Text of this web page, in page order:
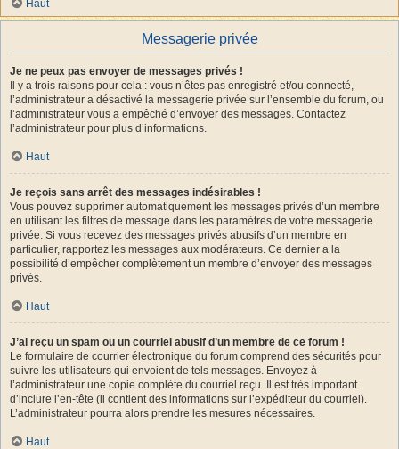
Haut
Messagerie privée
Je ne peux pas envoyer de messages privés !
Il y a trois raisons pour cela : vous n’êtes pas enregistré et/ou connecté,
l’administrateur a désactivé la messagerie privée sur l’ensemble du forum, ou
l’administrateur vous a empêché d’envoyer des messages. Contactez
l’administrateur pour plus d’informations.
Haut
Je reçois sans arrêt des messages indésirables !
Vous pouvez supprimer automatiquement les messages privés d’un membre
en utilisant les filtres de message dans les paramètres de votre messagerie
privée. Si vous recevez des messages privés abusifs d’un membre en
particulier, rapportez les messages aux modérateurs. Ce dernier a la
possibilité d’empêcher complètement un membre d’envoyer des messages
privés.
Haut
J’ai reçu un spam ou un courriel abusif d’un membre de ce forum !
Le formulaire de courrier électronique du forum comprend des sécurités pour
suivre les utilisateurs qui envoient de tels messages. Envoyez à
l’administrateur une copie complète du courriel reçu. Il est très important
d’inclure l’en-tête (il contient des informations sur l’expéditeur du courriel).
L’administrateur pourra alors prendre les mesures nécessaires.
Haut